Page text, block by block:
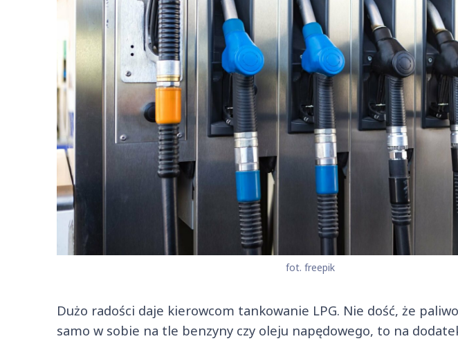
fot. freepik
Dużo radości daje kierowcom tankowanie LPG. Nie dość, że
samo w sobie na tle benzyny czy oleju napędowego, to na